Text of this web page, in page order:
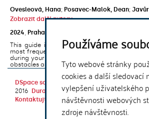
Používáme
Tyto webové stránky
cookies a další sledovací
vylepšení uživatelského
návštěvnosti webových
zdroje návštěvnosti.
Ovesleová, Hana; Posavec-Malok, Dean;
Zobrazit další autory
2024
Praha
This guide introduces the e-learning
most frequently at Charles University and
during your studies. It will also help you to
obstacles associated ...
DSpace software
2016
DuraSpace
Kontaktujte nás |Vyjádření názoru